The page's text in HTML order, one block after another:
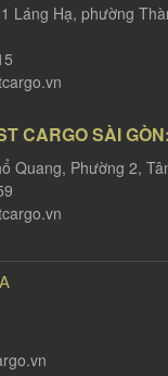
Láng Hạ, phường
CARGO SÀI GÒN:
Quang, Phường 2,